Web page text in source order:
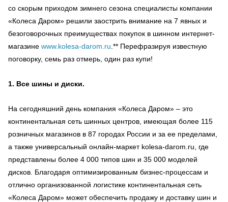
со скорым приходом зимнего сезона специалисты компании
«Колеса Даром» решили заострить внимание на 7 явных и
безоговорочных преимуществах покупок в шинном интернет-
магазине www.kolesa-darom.ru .** Перефразируя известную
поговорку, семь раз отмерь, один раз купи!
1. Все шины и диски.
На сегодняшний день компания «Колеса Даром» – это
континентальная сеть шинных центров, имеющая более 115
розничных магазинов в 87 городах России и за ее пределами,
а также универсальный онлайн-маркет kolesa-darom.ru, где
представлены более 4 000 типов шин и 35 000 моделей
дисков. Благодаря оптимизированным бизнес-процессам и
отлично организованной логистике континентальная сеть
«Колеса Даром» может обеспечить продажу и доставку шин и